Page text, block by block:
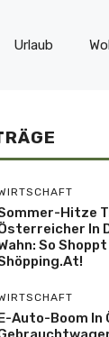
Urlaub
Hitze
In
So
Auto-Boom In